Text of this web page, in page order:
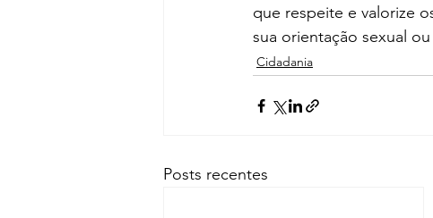
que respeite e valorize
sua orientação sexual
Cidadania
Posts recentes